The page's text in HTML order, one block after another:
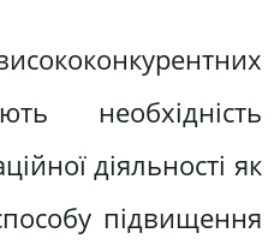
необхідність
діяльності як
підвищення